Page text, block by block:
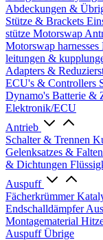
Abdeckungen &
Stütze & Brackets
stütze Motorswap
Motorswap harnesses
leitungen &
Adapters &
ECU's & Controllers
Dynamo's Batterie &
Elektronik/ECU
Antrieb
Schalter & Trennen
Gelenksatzes &
& Dichtungen
Auspuff
Fächerkrümmer
Endschalldämpfer
Montagematerial
Auspuff Übrige